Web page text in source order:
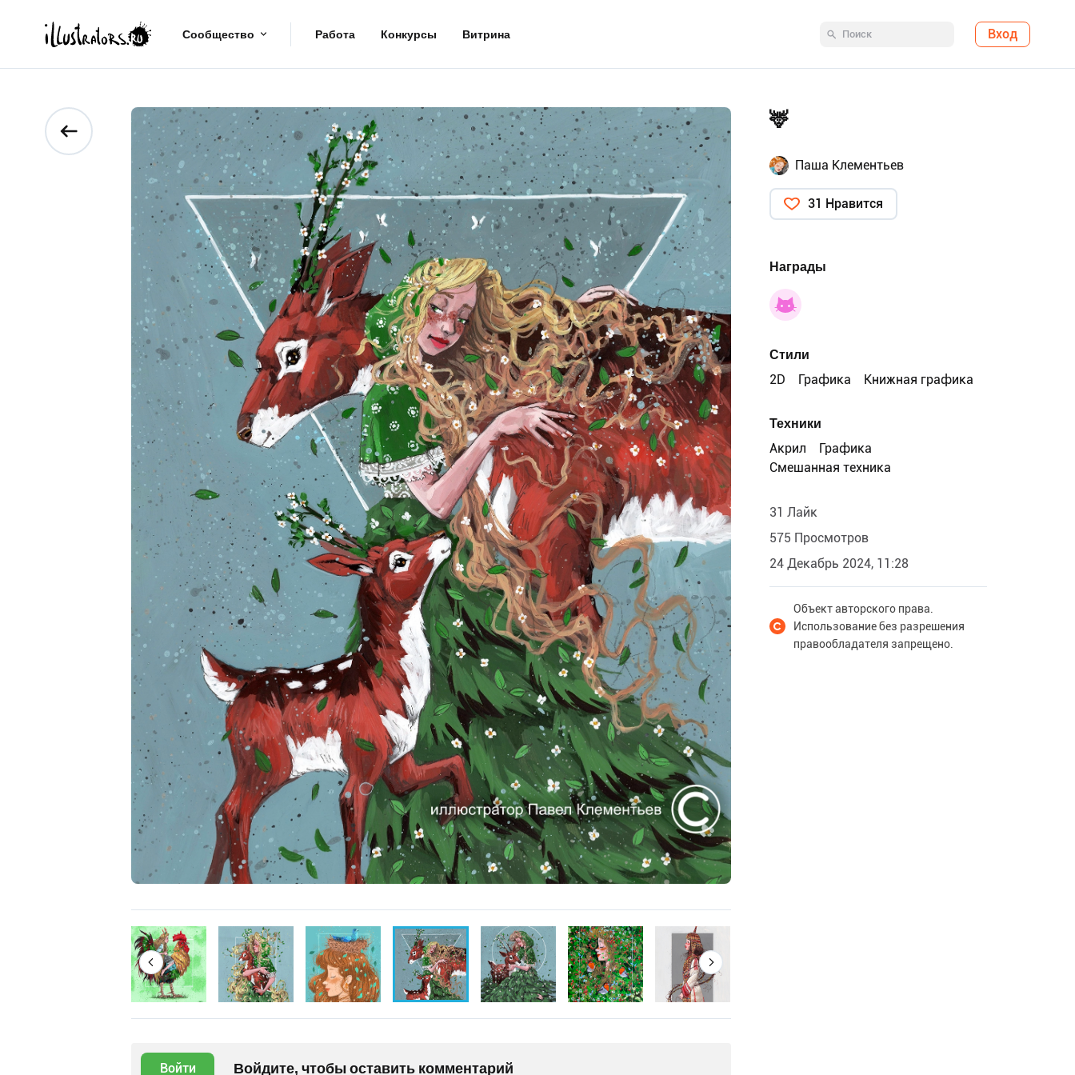
Сообщество Работа Конкурсы Витрина Вход
Войти Войдите, чтобы оставить комментарий
🦌
Паша Клементьев
31 Нравится
Награды
Стили
2D
Графика Книжная графика
Техники
Акрил
Графика
Смешанная техника
31 Лайк
575 Просмотров
24 Декабрь 2024, 11:28
Объект авторского права.
Использование без разрешения
правообладателя запрещено.